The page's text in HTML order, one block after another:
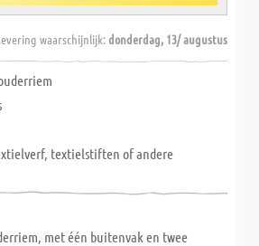
waarschijnlijk:donderdag, 13/ augustus
textielstiften of andere
met één buitenvak en twee